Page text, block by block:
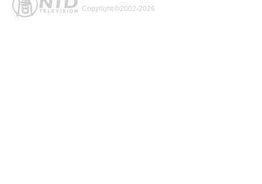
Copyright ©2002-2026